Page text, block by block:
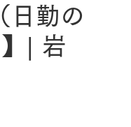
日勤の
| 岩